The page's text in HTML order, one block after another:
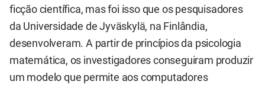
ficção científica, mas foi isso que os pesquisadores
da Universidade de Jyväskylä, na Finlândia,
desenvolveram. A partir de princípios da psicologia
matemática, os investigadores conseguiram produzir
um modelo que permite aos computadores